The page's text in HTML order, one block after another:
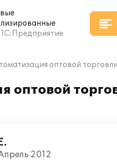
1С:Предприятие
оптовой
оптовой
2012